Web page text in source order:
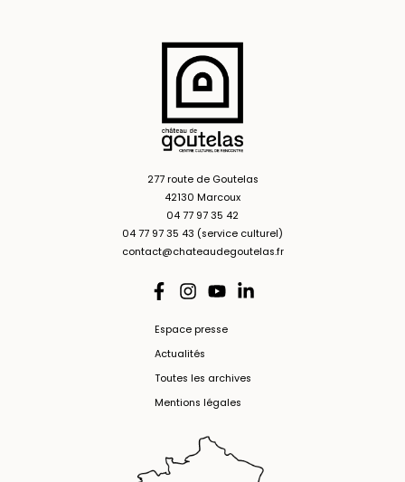
277 route de Goutelas
42130 Marcoux
04 77 97 35 42
04 77 97 35 43 (service culturel)
contact@chateaudegoutelas.fr
Espace presse
Actualités
Toutes les archives
Mentions légales